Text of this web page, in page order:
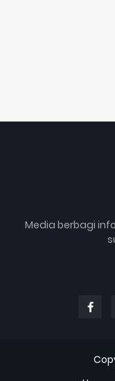
Media berbagi